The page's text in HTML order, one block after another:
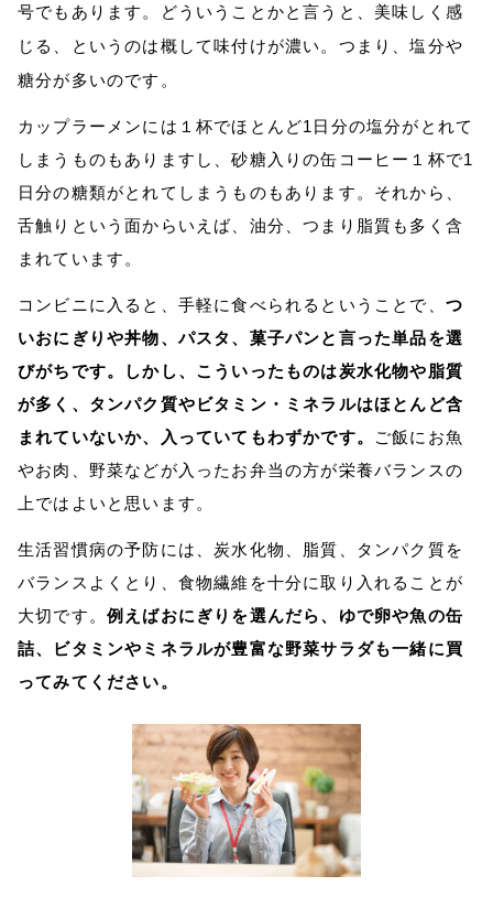
号でもあります。どういうことかと言うと、美味しく感
じる、というのは概して味付けが濃い。つまり、塩分や
糖分が多いのです。
カップラーメンには１杯でほとんど1日分の塩分がとれて
しまうものもありますし、砂糖入りの缶コーヒー１杯で1
日分の糖類がとれてしまうものもあります。それから、
舌触りという面からいえば、油分、つまり脂質も多く含
まれています。
コンビニに入ると、手軽に食べられるということで、 つ
いおにぎりや丼物、パスタ、菓子パンと言った単品を選
びがちです。しかし、こういったものは炭水化物や脂質
が多く、タンパク質やビタミン・ミネラルはほとんど含
まれていないか、入っていてもわずかです。
ご飯にお魚
やお肉、野菜などが入ったお弁当の方が栄養バランスの
上ではよいと思います。
生活習慣病の予防には、炭水化物、脂質、タンパク質を
バランスよくとり、食物繊維を十分に取り入れることが
大切です。 例えばおにぎりを選んだら、ゆで卵や魚の缶
詰、ビタミンやミネラルが豊富な野菜サラダも一緒に買
ってみてください。